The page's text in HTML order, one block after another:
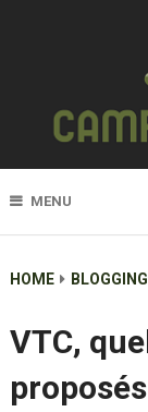
MENU
HOME BLOGGING
VTC,